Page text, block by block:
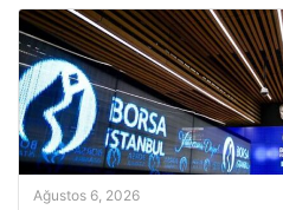
Ağustos 6, 2026